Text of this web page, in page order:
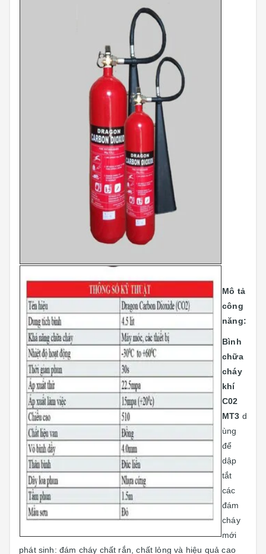
Mô tả
công
năng:
Bình
chữa
cháy
khí
C02
MT3 d
ùng
để
dập
tắt
các
đám
cháy
mới
phát sinh: đám cháy chất rắn, chất lỏng và hiệu quả cao